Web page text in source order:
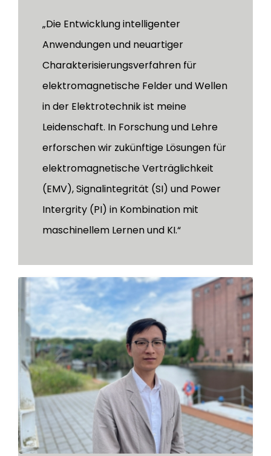
„Die Entwicklung intelligenter
Anwendungen und neuartiger
Charakterisierungsverfahren für
elektromagnetische Felder und Wellen
in der Elektrotechnik ist meine
Leidenschaft. In Forschung und Lehre
erforschen wir zukünftige Lösungen für
elektromagnetische Verträglichkeit
(EMV), Signalintegrität (SI) und Power
Intergrity (PI) in Kombination mit
maschinellem Lernen und KI.“